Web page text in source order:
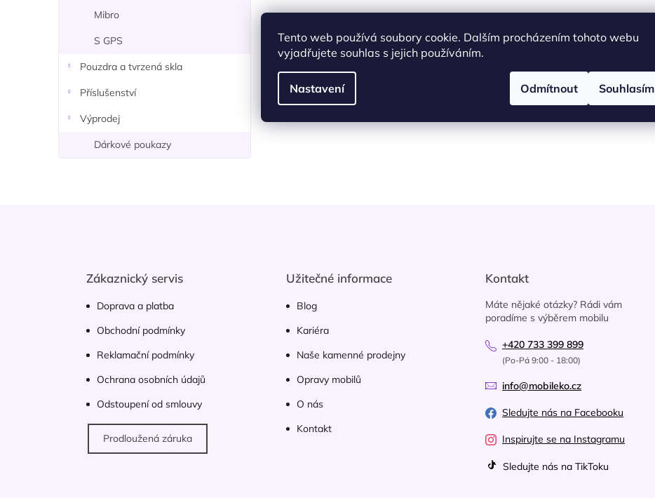
Tento web používá soubory cookie. Dalším procházením tohoto webu
vyjadřujete souhlas s jejich používáním.
Nastavení Odmítnout Souhlasím
Mibro
S GPS
Pouzdra a tvrzená skla
Příslušenství
Výprodej
Dárkové poukazy
Zákaznický servis
Doprava a platba
Obchodní podmínky
Reklamační podmínky
Ochrana osobních údajů
Odstoupení od smlouvy
Prodloužená záruka
Užitečné informace
Blog
Kariéra
Naše kamenné prodejny
Opravy mobilů
O nás
Kontakt
Kontakt
Máte nějaké otázky? Rádi vám
poradíme s výběrem mobilu
+420 733 399 899
(Po-Pá 9:00 - 18:00)
info@mobileko.cz
Sledujte nás na Facebooku
Inspirujte se na Instagramu
Sledujte nás na TikToku